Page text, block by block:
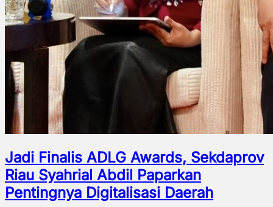
Jadi Finalis ADLG Awards, Sekdaprov
Riau Syahrial Abdil Paparkan
Pentingnya Digitalisasi Daerah